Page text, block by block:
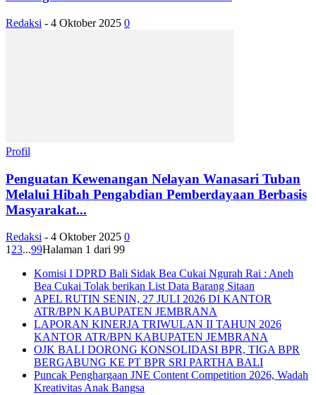
Redaksi - 4 Oktober 2025 0
Profil
Penguatan Kewenangan Nelayan Wanasari Tuban
Melalui Hibah Pengabdian Pemberdayaan Berbasis
Masyarakat...
Redaksi - 4 Oktober 2025 0
123...99Halaman 1 dari 99
Komisi I DPRD Bali Sidak Bea Cukai Ngurah Rai : Aneh
Bea Cukai Tolak berikan List Data Barang Sitaan
APEL RUTIN SENIN, 27 JULI 2026 DI KANTOR
ATR/BPN KABUPATEN JEMBRANA
LAPORAN KINERJA TRIWULAN II TAHUN 2026
KANTOR ATR/BPN KABUPATEN JEMBRANA
OJK BALI DORONG KONSOLIDASI BPR, TIGA BPR
BERGABUNG KE PT BPR SRI PARTHA BALI
Puncak Penghargaan JNE Content Competition 2026, Wadah
Kreativitas Anak Bangsa